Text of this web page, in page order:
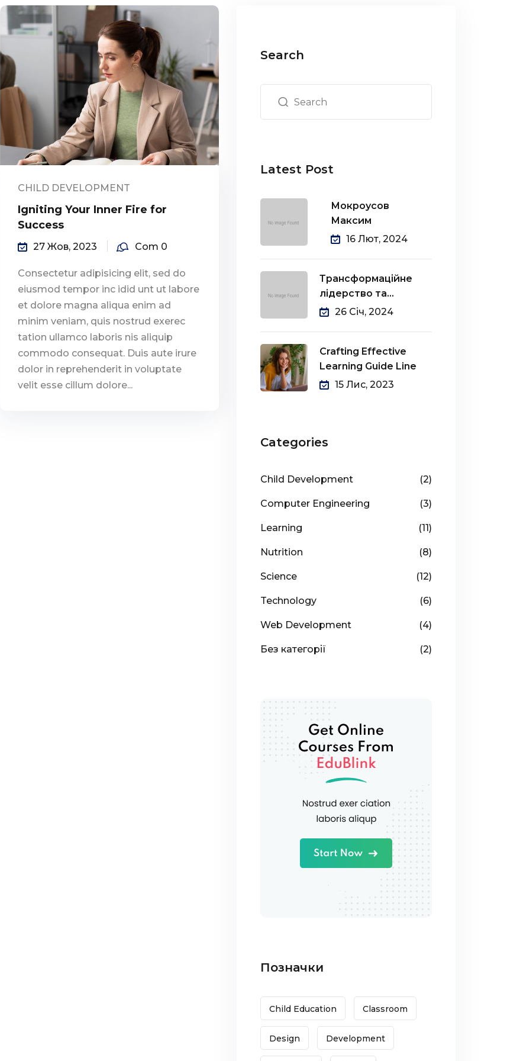
CHILD DEVELOPMENT
Igniting Your Inner Fire for
Success
27 Жов, 2023 Com 0
Consectetur adipisicing elit, sed do
eiusmod tempor inc idid unt ut labore
et dolore magna aliqua enim ad
minim veniam, quis nostrud exerec
tation ullamco laboris nis aliquip
commodo consequat. Duis aute irure
dolor in reprehenderit in voluptate
velit esse cillum dolore...
Search
Latest Post
Мокроусов
Максим
16 Лют, 2024
Трансформаційне
лідерство та
стратегічні моделі
26 Січ, 2024
Crafting Effective
Learning Guide Line
15 Лис, 2023
Categories
Child Development (2)
Computer Engineering (3)
Learning (11)
Nutrition (8)
Science (12)
Technology (6)
Web Development (4)
Без категорії (2)
Позначки
Child Education Classroom
Design Development
Remember me Lost your password?